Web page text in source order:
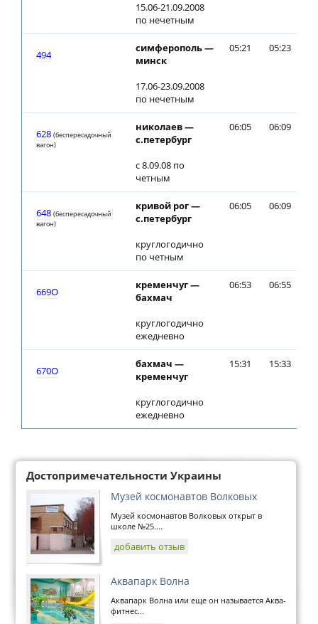
15.06-21.09.2008
по нечетным
494
симферополь —
минск
17.06-23.09.2008
по нечетным
05:21 05:23
628 (беспересадочный
вагон)
николаев —
с.петербург
с 8.09.08 по
четным
06:05 06:09
648 (беспересадочный
вагон)
кривой рог —
с.петербург
круглогодично
по четным
06:05 06:09
669О
кременчуг —
бахмач
круглогодично
ежедневно
06:53 06:55
670О
бахмач —
кременчуг
круглогодично
ежедневно
15:31 15:33
Достопримечательности Украины
Музей космонавтов Волковых
Музей космонавтов Волковых открыт в
школе №25....
добавить отзыв
Аквапарк Волна
Аквапарк Волна или еще он называется Аква-
фитнес...